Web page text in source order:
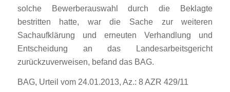
solche Bewerberauswahl durch die Beklagte
bestritten hatte, war die Sache zur weiteren
Sachaufklärung und erneuten Verhandlung und
Entscheidung an das Landesarbeitsgericht
zurückzuverweisen, befand das BAG.
BAG, Urteil vom 24.01.2013, Az.: 8 AZR 429/11